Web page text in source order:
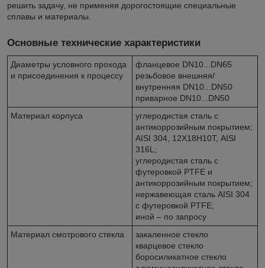
решить задачу, не применяя дорогостоящие специальные
сплавы и материалы.
Основные технические характеристики
Диаметры условного прохода
и присоединения к процессу
фланцевое DN10...DN65
резьбовое внешняя/
внутренняя DN10...DN50
приварное DN10...DN50
Материал корпуса
углеродистая сталь с
антикоррозийным покрытием;
AISI 304, 12Х18Н10Т, AISI
316L;
углеродистая сталь с
футеровкой PTFE и
антикоррозийным покрытием;
нержавеющая сталь AISI 304
с футеровкой PTFE;
иной – по запросу
Материал смотрового стекла
закаленное стекло
кварцевое стекло
боросиликатное стекло